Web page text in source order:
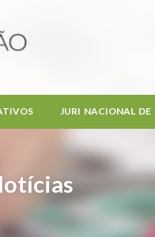
JURI NACIONAL DE